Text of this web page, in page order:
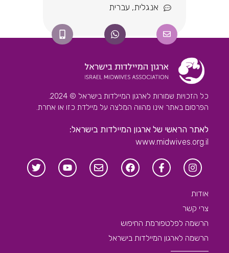
אנגלית, עברית
כל הזכויות שמורות לארגון המיילדות בישראל © 2024.
הפרסום באתר אינו מהווה המלצה על מיילדת כזו או אחרת.
לאתר הראשי של ארגון המיילדות בישראל:
www.midwives.org.il
אודות
צרי קשר
הרשמה לפלטפורמת החיפוש
הרשמה לארגון המיילדות בישראל